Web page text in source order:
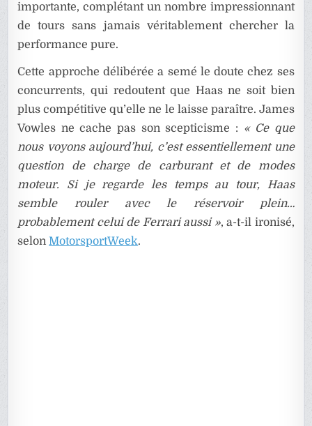
importante, complétant un nombre impressionnant
de tours sans jamais véritablement chercher la
performance pure.
Cette approche délibérée a semé le doute chez ses
concurrents, qui redoutent que Haas ne soit bien
plus compétitive qu’elle ne le laisse paraître. James
Vowles ne cache pas son scepticisme : « Ce que
nous voyons aujourd’hui, c’est essentiellement une
question de charge de carburant et de modes
moteur. Si je regarde les temps au tour, Haas
semble rouler avec le réservoir plein…
probablement celui de Ferrari aussi », a-t-il ironisé,
selonMotorsportWeek.